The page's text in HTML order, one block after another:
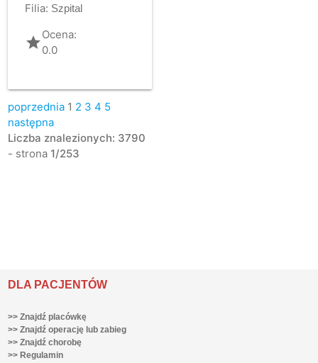
Filia: Szpital
gradeOcena:
0.0
poprzednia 1 2 3 4 5
następna
Liczba znalezionych: 3790
- strona 1/253
DLA PACJENTÓW
>> Znajdź placówkę
>> Znajdź operację lub zabieg
>> Znajdź chorobę
>> Regulamin